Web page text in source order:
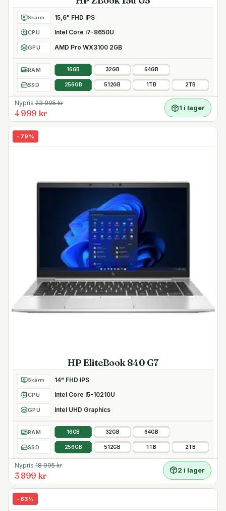
Skärm 15,6" FHD IPS
CPU Intel Core i7-8650U
GPU AMD Pro WX3100 2GB
RAM 16GB 32GB 64GB
SSD 256GB 512GB 1TB 2TB
Nypris 23 995kr
4 999 kr
1 i lager
- 79 %
HP EliteBook 840 G7
Skärm 14" FHD IPS
CPU Intel Core i5-10210U
GPU Intel UHD Graphics
RAM 16GB 32GB 64GB
SSD 256GB 512GB 1TB 2TB
Nypris 18 995kr
3 899 kr
2 i lager
- 83%